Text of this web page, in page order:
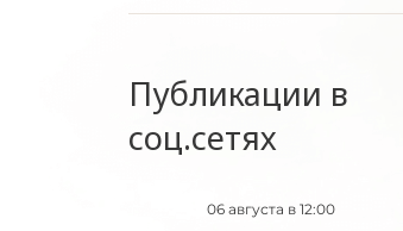
Публикации в
соц.сетях
06 августа в 12:00